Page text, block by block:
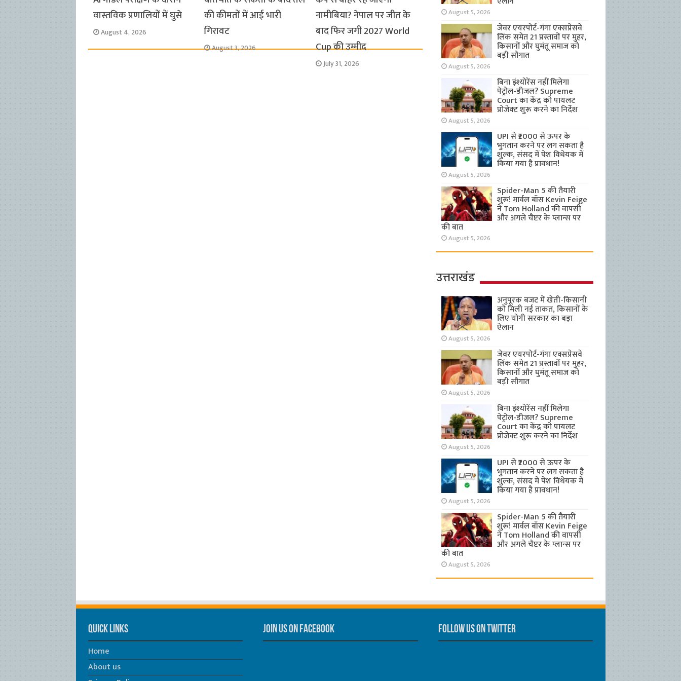
वास्तविक प्रणालियों में घुसे
August 4, 2026
की कीमतों में आई भारी
गिरावट
August 3, 2026
नामीबिया? नेपाल पर जीत के
बाद फिर जगी 2027 World
Cup की उम्मीद
July 31, 2026
August 5, 2026
जेवर एयरपोर्ट-गंगा एक्सप्रेसवे
लिंक समेत 21 प्रस्तावों पर मुहर,
किसानों और घुमंतू समाज को
बड़ी सौगात
August 5, 2026
बिना इंश्योरेंस नहीं मिलेगा
पेट्रोल-डीजल? Supreme
Court का केंद्र को पायलट
प्रोजेक्ट शुरू करने का निर्देश
August 5, 2026
UPI से ₹2000 से ऊपर के
भुगतान करने पर लग सकता है
शुल्क, संसद में पेश विधेयक में
किया गया है प्रावधान!
August 5, 2026
Spider-Man 5 की तैयारी
शुरू! मार्वल बॉस Kevin Feige
ने Tom Holland की वापसी
और अगले चैप्टर के प्लान्स पर
की बात
August 5, 2026
उत्तराखंड
अनुपूरक बजट में खेती-किसानी
को मिली नई ताकत, किसानों के
लिए योगी सरकार का बड़ा
ऐलान
August 5, 2026
जेवर एयरपोर्ट-गंगा एक्सप्रेसवे
लिंक समेत 21 प्रस्तावों पर मुहर,
किसानों और घुमंतू समाज को
बड़ी सौगात
August 5, 2026
बिना इंश्योरेंस नहीं मिलेगा
पेट्रोल-डीजल? Supreme
Court का केंद्र को पायलट
प्रोजेक्ट शुरू करने का निर्देश
August 5, 2026
UPI से ₹2000 से ऊपर के
भुगतान करने पर लग सकता है
शुल्क, संसद में पेश विधेयक में
किया गया है प्रावधान!
August 5, 2026
Spider-Man 5 की तैयारी
शुरू! मार्वल बॉस Kevin Feige
ने Tom Holland की वापसी
और अगले चैप्टर के प्लान्स पर
की बात
August 5, 2026
Quick Links
Home
About us
Join us on Facebook Follow us on Twitter